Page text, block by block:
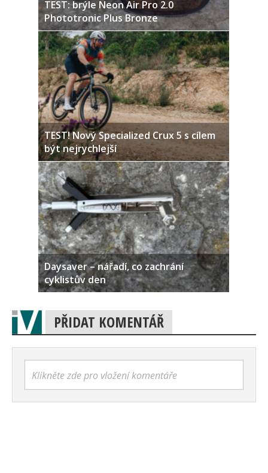
TEST: brýle Neon Air Pro 2.0
Phototronic Plus Bronze
TEST! Nový Specialized Crux 5 s cílem
být nejrychlejší
Daysaver – nářadí, co zachrání
cyklistův den
PŘIDAT KOMENTÁŘ
Klikněte zde pro vložení komentáře